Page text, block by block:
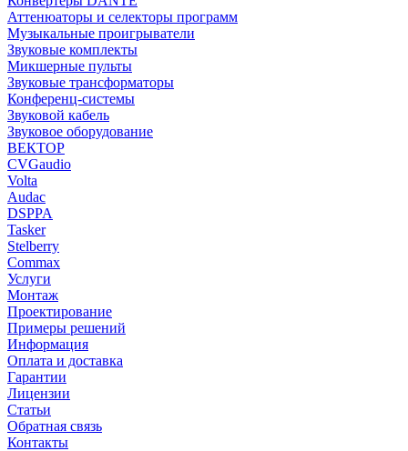
Аттенюаторы и селекторы программ
Музыкальные проигрыватели
Звуковые комплекты
Микшерные пульты
Звуковые трансформаторы
Конференц-системы
Звуковой кабель
Звуковое оборудование
ВЕКТОР
CVGaudio
Volta
Audac
DSPPA
Tasker
Stelberry
Commax
Услуги
Монтаж
Проектирование
Примеры решений
Информация
Оплата и доставка
Гарантии
Лицензии
Статьи
Обратная связь
Контакты